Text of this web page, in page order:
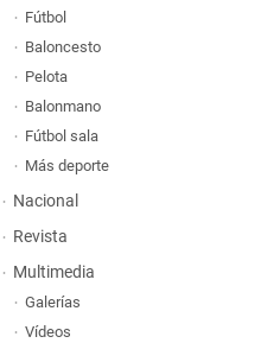
Fútbol
Baloncesto
Pelota
Balonmano
Fútbol sala
Más deporte
Nacional
Revista
Multimedia
Galerías
Vídeos